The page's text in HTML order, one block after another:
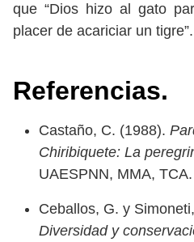
que “Dios hizo al gato
placer de acariciar un tigre”.
Referencias.
Castaño, C. (1988).
Chiribiquete: La
UAESPNN, MMA,
Ceballos, G. y
Diversidad y